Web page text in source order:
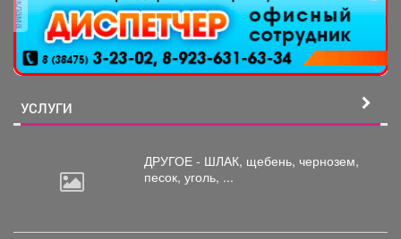
УСЛУГИ
ДРУГОЕ - ШЛАК, щебень, чернозем,
песок, уголь, ...